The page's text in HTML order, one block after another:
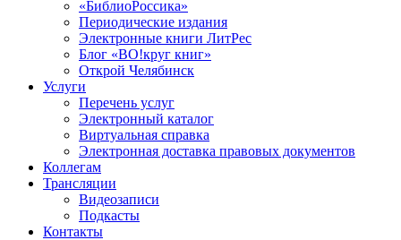
«БиблиоРоссика»
Периодические издания
Электронные книги ЛитРес
Блог «ВО!круг книг»
Открой Челябинск
Услуги
Перечень услуг
Электронный каталог
Виртуальная справка
Электронная доставка правовых документов
Коллегам
Трансляции
Видеозаписи
Подкасты
Контакты